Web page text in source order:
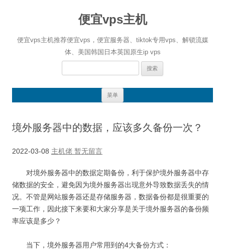
便宜vps主机
便宜vps主机推荐便宜vps，便宜服务器、tiktok专用vps、解锁流媒
体、美国韩国日本英国原生ip vps
搜
菜单
境外服务器中的数据，应该多久备份一次？
2022-03-08 主机佬 暂无留言
对境外服务器中的数据定期备份，利于保护境外服务器中存
储数据的安全，避免因为境外服务器出现意外导致数据丢失的情
况。不管是网站服务器还是存储服务器，数据备份都是很重要的
一项工作，因此接下来要和大家分享是关于境外服务器的备份频
率应该是多少？
当下，境外服务器用户常用到的4大备份方式：